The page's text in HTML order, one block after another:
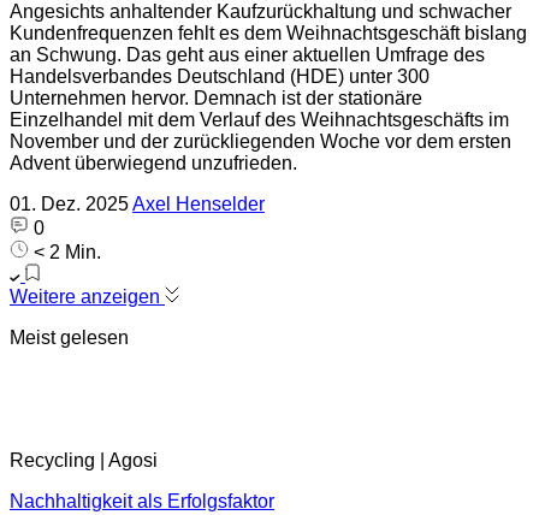
Angesichts anhaltender Kaufzurückhaltung und schwacher
Kundenfrequenzen fehlt es dem Weihnachtsgeschäft bislang
an Schwung. Das geht aus einer aktuellen Umfrage des
Handelsverbandes Deutschland (HDE) unter 300
Unternehmen hervor. Demnach ist der stationäre
Einzelhandel mit dem Verlauf des Weihnachtsgeschäfts im
November und der zurückliegenden Woche vor dem ersten
Advent überwiegend unzufrieden.
01. Dez. 2025Axel Henselder
0
< 2 Min.
Weitere anzeigen
Meist gelesen
Recycling | Agosi
Nachhaltigkeit als Erfolgsfaktor